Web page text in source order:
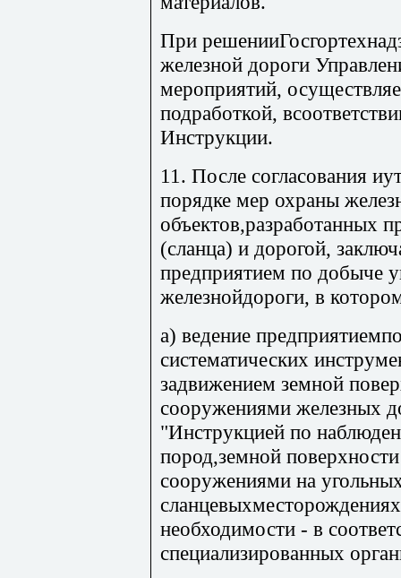
При
железной дороги
мероприятий,
подработкой,
Инструкции.
11. После согласования
порядке мер охраны
объектов,разработанных
(сланца) и дорогой,
предприятием по добыче
железнойдороги, в
а) ведение
систематических
задвижением земной
сооружениями железных
"Инструкцией по
пород,земной
сооружениями на
необходимости - в
специализированных